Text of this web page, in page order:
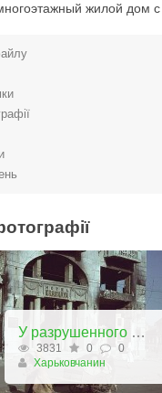
жилой дом с
У разрушенного здания гостиницы Красная.
3831 0
0
Харьковчанин